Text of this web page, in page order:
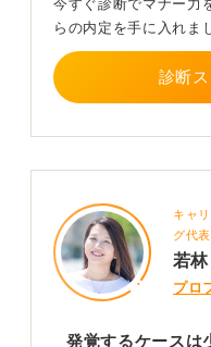
本当に心から志望する
定を辞退することにな
す。最終的には、自身
今すぐ診断でマナー力
らの内定を手に入れま
診断ス
キャ
グ代
若林
プロ
発覚するケースは